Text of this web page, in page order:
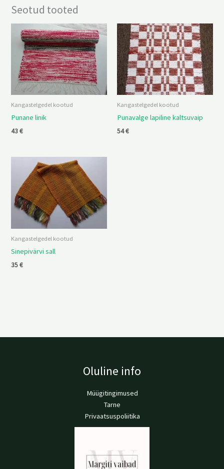
Seotud tooted
Kangastelgedel kootud
Punane linik
43€
Kangastelgedel kootud
Punavalge lapiline kaltsuvaip
54€
Kangastelgedel kootud
Sinepivärvi sall
35€
Oluline info
Müügitingimused
Tarne
Privaatsuspoliitika